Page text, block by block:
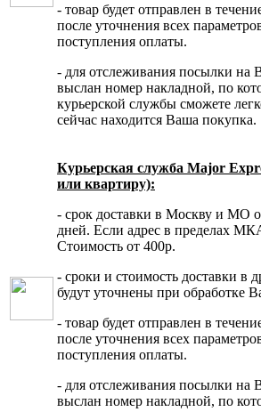
- товар будет отправлен в
после уточнения всех
поступления оплаты.
- для отслеживания посылки на
выслан номер накладной, по
курьерской службы сможете
сейчас находится Ваша покупка.
Курьерская служба Major
или квартиру):
- срок доставки в Москву и МО
дней. Если адрес в пределах
Стоимость от 400р.
- сроки и стоимость доставки в
будут уточнены при обработке
- товар будет отправлен в
после уточнения всех
поступления оплаты.
- для отслеживания посылки на
выслан номер накладной, по